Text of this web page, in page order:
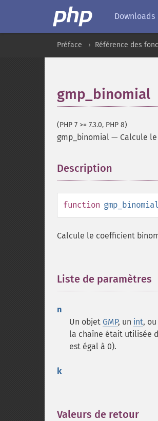
Downloads
Préface Référence des
gmp_binomial
(PHP 7 >= 7.3.0, PHP 8)
gmp_binomial — Calcule
Description
function gmp_binomial
Calcule le coefficient
Liste de paramètres
n
Un objet GMP, un int,
la chaîne était utilisée
est égal à 0).
k
Valeurs de retour